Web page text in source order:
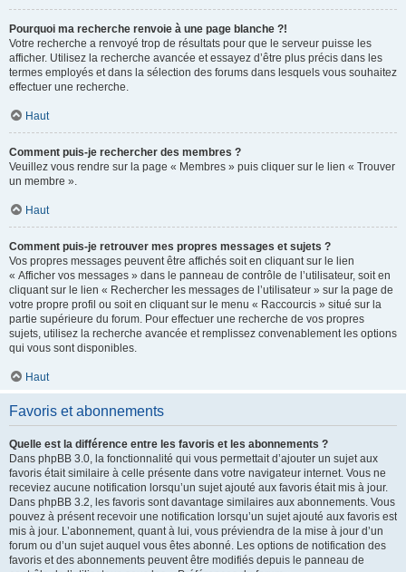
Pourquoi ma recherche renvoie à une page blanche ?!
Votre recherche a renvoyé trop de résultats pour que le serveur puisse les
afficher. Utilisez la recherche avancée et essayez d’être plus précis dans les
termes employés et dans la sélection des forums dans lesquels vous souhaitez
effectuer une recherche.
Haut
Comment puis-je rechercher des membres ?
Veuillez vous rendre sur la page « Membres » puis cliquer sur le lien « Trouver
un membre ».
Haut
Comment puis-je retrouver mes propres messages et sujets ?
Vos propres messages peuvent être affichés soit en cliquant sur le lien
« Afficher vos messages » dans le panneau de contrôle de l’utilisateur, soit en
cliquant sur le lien « Rechercher les messages de l’utilisateur » sur la page de
votre propre profil ou soit en cliquant sur le menu « Raccourcis » situé sur la
partie supérieure du forum. Pour effectuer une recherche de vos propres
sujets, utilisez la recherche avancée et remplissez convenablement les options
qui vous sont disponibles.
Haut
Favoris et abonnements
Quelle est la différence entre les favoris et les abonnements ?
Dans phpBB 3.0, la fonctionnalité qui vous permettait d’ajouter un sujet aux
favoris était similaire à celle présente dans votre navigateur internet. Vous ne
receviez aucune notification lorsqu’un sujet ajouté aux favoris était mis à jour.
Dans phpBB 3.2, les favoris sont davantage similaires aux abonnements. Vous
pouvez à présent recevoir une notification lorsqu’un sujet ajouté aux favoris est
mis à jour. L’abonnement, quant à lui, vous préviendra de la mise à jour d’un
forum ou d’un sujet auquel vous êtes abonné. Les options de notification des
favoris et des abonnements peuvent être modifiés depuis le panneau de